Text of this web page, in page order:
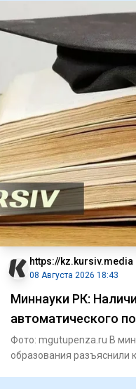
https://kz.kursiv.media
08 Августа 2026 18:43
Миннауки РК:
автоматического
Фото: mgutupenza.ru В
образования разъяснили как